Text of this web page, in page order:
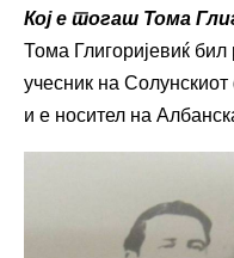
Кој е тогаш Тома
Тома Глигоријевиќ
учесник на
и е носител на